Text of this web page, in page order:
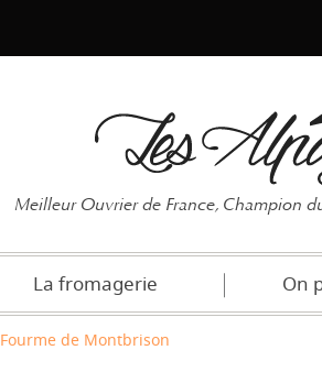
Meilleur Ouvrier de France, Champion
La fromagerie On
Fourme de Montbrison